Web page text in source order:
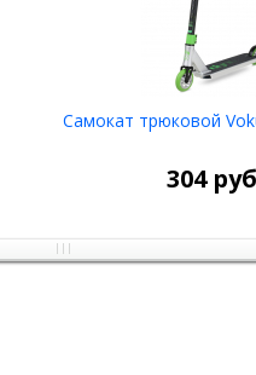
Самокат трюковой
304